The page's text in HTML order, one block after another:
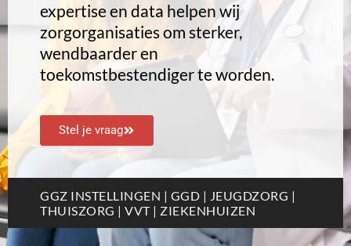
expertise en data helpen wij
zorgorganisaties om sterker,
wendbaarder en
toekomstbestendiger te worden.
Stel je vraag
GGZ INSTELLINGEN | GGD | JEUGDZORG |
THUISZORG | VVT | ZIEKENHUIZEN